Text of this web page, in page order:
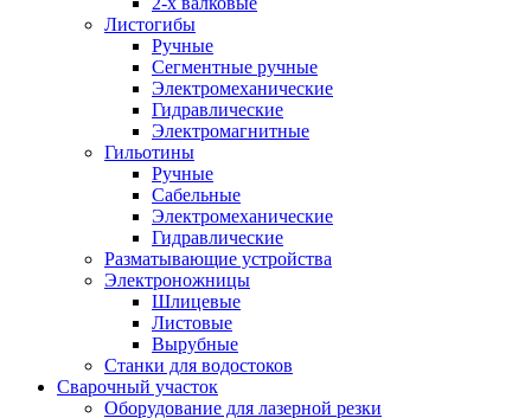
Листогибы
Ручные
Сегментные ручные
Электромеханические
Гидравлические
Электромагнитные
Гильотины
Ручные
Сабельные
Электромеханические
Гидравлические
Разматывающие устройства
Электроножницы
Шлицевые
Листовые
Вырубные
Станки для водостоков
Сварочный участок
Оборудование для лазерной резки